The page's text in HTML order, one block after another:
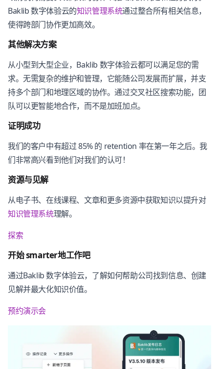
Baklib 数字体验云的知识管理系统通过整合所有相关信息，
使得跨部门协作更加高效。
其他解决方案
从小型到大型企业，Baklib 数字体验云都可以满足您的需
求。无需复杂的维护和管理，它能随公司发展而扩展，并支
持多个部门和地理区域的协作。通过交叉社区搜索功能，团
队可以更智能地合作，而不是加班加点。
证明成功
我们的客户中有超过 85% 的 retention 率在第一年之后。我
们非常高兴看到他们对我们的认可！
资源与见解
从电子书、在线课程、文章和更多资源中获取知识以提升对
知识管理系统理解。
探索
开始 smarter地工作吧
通过Baklib 数字体验云，了解如何帮助公司找到信息、创建
见解并最大化知识价值。
预约演示会